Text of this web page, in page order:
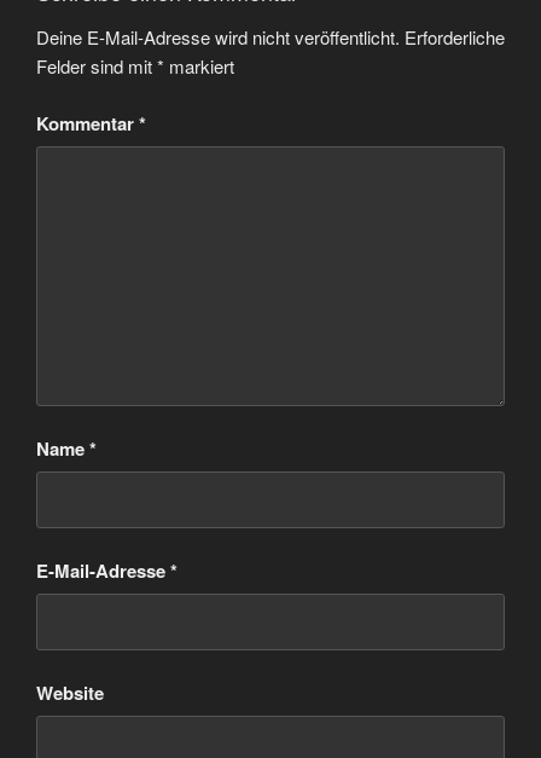
Deine E-Mail-Adresse wird nicht veröffentlicht. Erforderliche
Felder sind mit* markiert
Kommentar*
Name*
E-Mail-Adresse*
Website